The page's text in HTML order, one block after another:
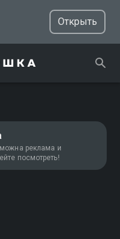
Открыть
реклама и
посмотреть!